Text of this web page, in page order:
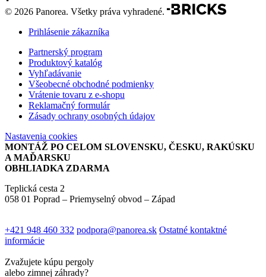
© 2026 Panorea. Všetky práva vyhradené.
Prihlásenie zákazníka
Partnerský program
Produktový katalóg
Vyhľadávanie
Všeobecné obchodné podmienky
Vrátenie tovaru z e-shopu
Reklamačný formulár
Zásady ochrany osobných údajov
Nastavenia cookies
MONTÁŽ PO CELOM SLOVENSKU, ČESKU, RAKÚSKU
A MAĎARSKU
OBHLIADKA ZDARMA
Teplická cesta 2
058 01 Poprad – Priemyselný obvod – Západ
+421 948 460 332 podpora@panorea.sk Ostatné kontaktné
informácie
Zvažujete kúpu pergoly
alebo zimnej záhrady?